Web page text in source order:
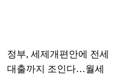
정부, 세제개편안에 전세
대출까지 조인다…월세